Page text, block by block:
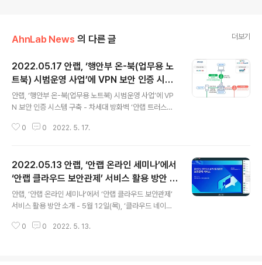
AhnLab News 의 다른 글 더보기
2022.05.17 안랩, ‘행안부 온-북(업무용 노
트북) 시범운영 사업’에 VPN 보안 인증 시스
템 구축
안랩, ‘행안부 온-북(업무용 노트북) 시범운영 사업’에 VP
N 보안 인증 시스템 구축 - 차세대 방화벽 ‘안랩 트러스가
발•구축 - OTP, 블록체인 기반 모바일 공무원증, GPKI
크 통신을 지원하는 차세대 방화벽 ‘안랩 트러스가드’도 제
공 안랩(대표 강석균, www.ahnlab.com )이 행정안전부
의 ‘행안부 온-북(업무용 노트북, 이하 ‘온-북’) 시범운영 사
업’에 참여해 한컴구름 기반 VPN(Virtual Private Netw
ork, 가상사설망) 보안 인증 시스템과 방화벽을 구축했다.
‘행안부 온-북(업무용 노트북) 시범..
0 0 2022. 5. 17.
2022.05.13 안랩, ‘안랩 온라인 세미나’에서
‘안랩 클라우드 보안관제’ 서비스 활용 방안 소
개
안랩, ‘안랩 온라인 세미나’에서 ‘안랩 클라우드 보안관제’
서비스 활용 방안 소개 - 5월 12일(목), ‘클라우드 네이티
인 세미나’ 개최 - 클라우드 보안 담당자를 위해 ▲‘안랩 클
0 0 2022. 5. 13.